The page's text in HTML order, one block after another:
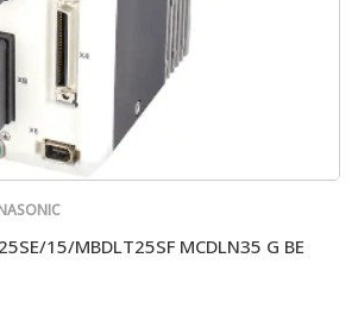
15/MBDLT25SF MCDLN35 G BE